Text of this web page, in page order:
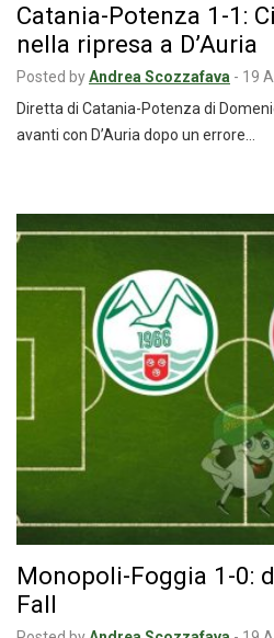
Catania-Potenza 1-1:
nella ripresa a D’Auria
Posted byAndrea Scozzafava - 19
Diretta di Catania-Potenza di
avanti con D’Auria dopo un errore…
Monopoli-Foggia 1-0:
Fall